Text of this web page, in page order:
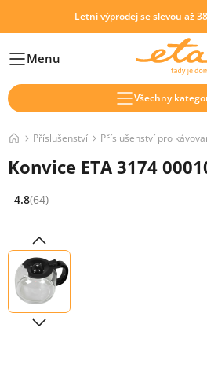
Letní výprodej se slevou až
HlavníMenu
Všechny
Příslušenství Příslušenství pro
Konvice ETA 3174
Hodnocení: 4.8 z 5 (64 recenzí)
4.8(64)